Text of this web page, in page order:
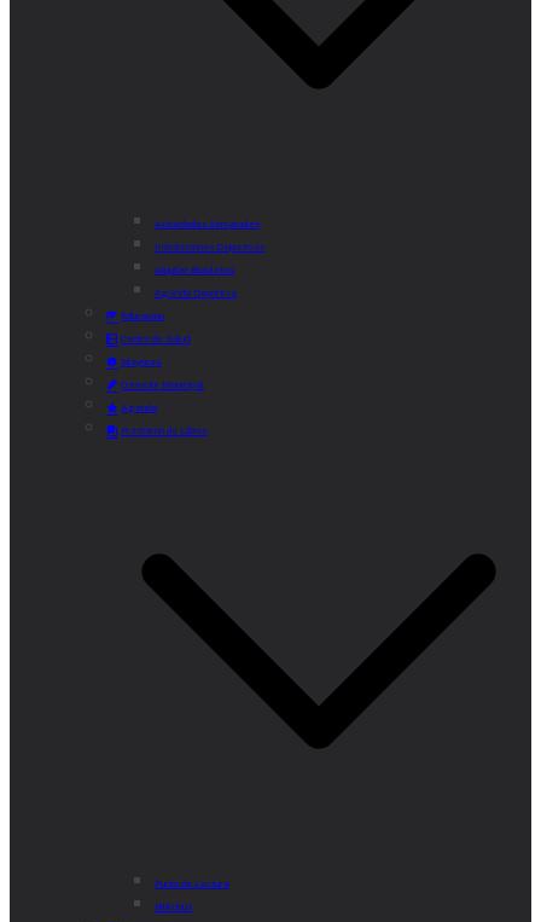
Actividades Semanales
Instalaciones Deportivas
Alquiler Bicicletas
Agenda Deportiva
Educación
Centro de Salud
Mayores
Comedor Municipal
Agenda
Préstamo de Libros
Punto de Lectura
Bibliobús